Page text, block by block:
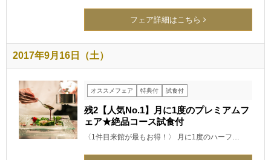
フェア詳細はこちら
2017年9月16日（土）
オススメフェア 特典付 試食付
残2【人気No.1】月に1度のプレミアムフ
ェア★絶品コース試食付
〈1件目来館が最もお得！〉 月に1度のハーフ…